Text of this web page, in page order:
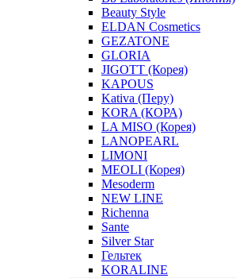
Beauty Style
ELDAN Cosmetics
GEZATONE
GLORIA
JIGOTT (Корея)
KAPOUS
Kativa (Перу)
KORA (КОРА)
LA MISO (Корея)
LANOPEARL
LIMONI
MEOLI (Корея)
Mesoderm
NEW LINE
Richenna
Sante
Silver Star
Гельтек
KORALINE